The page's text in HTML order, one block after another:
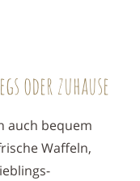
oder zuhause
auch bequem
Waffeln,